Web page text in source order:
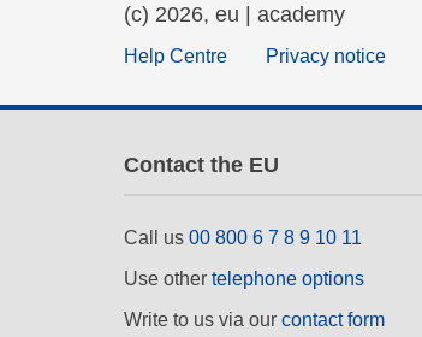
(c) 2026, eu | academy
Help Centre Privacy notice
Contact the EU
Call us 00 800 6 7 8 9 10 11
Use other telephone options
Write to us via our contact form